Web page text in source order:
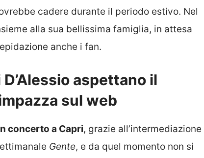
cadere durante il periodo estivo. Nel
alla sua bellissima famiglia, in attesa
anche i fan.
aspettano il
sul web
concerto a Capri, grazie all’intermediazione
Gente, e da quel momento non si